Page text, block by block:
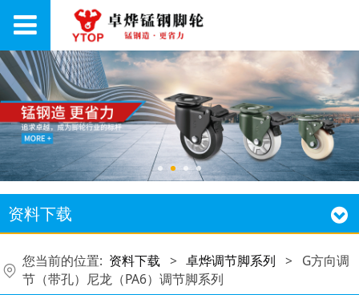
资料下载
您当前的位置: 资料下载 > 卓烨调节脚系列 > G方向调
节（带孔）尼龙（PA6）调节脚系列